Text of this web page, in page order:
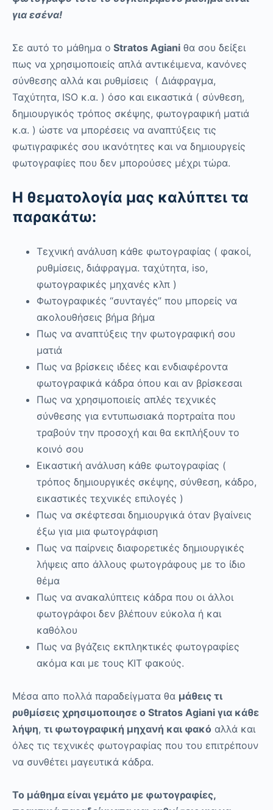
για εσένα!
Σε αυτό το μάθημα ο Stratos Agiani θα σου δείξει
πως να χρησιμοποιείς απλά αντικέιμενα, κανόνες
σύνθεσης αλλά και ρυθμίσεις ( Διάφραγμα,
Ταχύτητα, ISO κ.α. ) όσο και εικαστικά ( σύνθεση,
δημιουργικός τρόπος σκέψης, φωτογραφική ματιά
κ.α. ) ώστε να μπορέσεις να αναπτύξεις τις
φωτιγραφικές σου ικανότητες και να δημιουργείς
φωτογραφίες που δεν μπορούσες μέχρι τώρα.
Η θεματολογία μας καλύπτει τα
παρακάτω:
Τεχνική ανάλυση κάθε φωτογραφίας ( φακοί,
ρυθμίσεις, διάφραγμα. ταχύτητα, iso,
φωτογραφικές μηχανές κλπ )
Φωτογραφικές “συνταγές” που μπορείς να
ακολουθήσεις βήμα βήμα
Πως να αναπτύξεις την φωτογραφική σου
ματιά
Πως να βρίσκεις ιδέες και ενδιαφέροντα
φωτογραφικά κάδρα όπου και αν βρίσκεσαι
Πως να χρησιμοποιείς απλές τεχνικές
σύνθεσης για εντυπωσιακά πορτραίτα που
τραβούν την προσοχή και θα εκπλήξουν το
κοινό σου
Εικαστική ανάλυση κάθε φωτογραφίας (
τρόπος δημιουργικές σκέψης, σύνθεση, κάδρο,
εικαστικές τεχνικές επιλογές )
Πως να σκέφτεσαι δημιουργικά όταν βγαίνεις
έξω για μια φωτογράφιση
Πως να παίρνεις διαφορετικές δημιουργικές
λήψεις απο άλλους φωτογράφους με το ίδιο
θέμα
Πως να ανακαλύπτεις κάδρα που οι άλλοι
φωτογράφοι δεν βλέπουν εύκολα ή και
καθόλου
Πως να βγάζεις εκπληκτικές φωτογραφίες
ακόμα και με τους KIT φακούς.
Μέσα απο πολλά παραδείγματα θα μάθεις τι
ρυθμίσεις χρησιμοποιησε ο Stratos Agiani για κάθε
λήψη, τι φωτογραφική μηχανή και φακό αλλά και
όλες τις τεχνικές φωτογραφίας που του επιτρέπουν
να συνθέτει μαγευτικά κάδρα.
Το μάθημα είναι γεμάτο με φωτογραφίες,